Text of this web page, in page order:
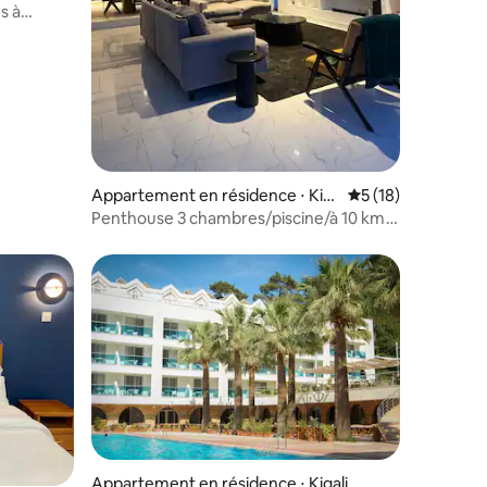
: 4,86 sur 5
à
Appartement en résidence ⋅ Kig
ali
Évaluation
5 (18)
Penthouse 3 chambres/piscine/à 10 km